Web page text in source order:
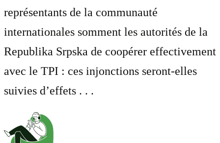
représentants de la communauté
internationales somment les autorités de la
Republika Srpska de coopérer effectivement
avec le TPI : ces injonctions seront-elles
suivies d’effets . . .